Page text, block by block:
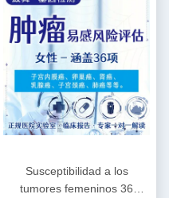
Susceptibilidad a los
tumores femeninos 36